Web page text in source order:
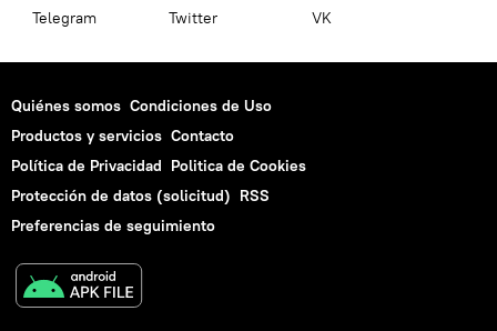
Telegram Twitter VK
Quiénes somos Condiciones de Uso
Productos y servicios Contacto
Política de Privacidad Politica de Cookies
Protección de datos (solicitud) RSS
Preferencias de seguimiento